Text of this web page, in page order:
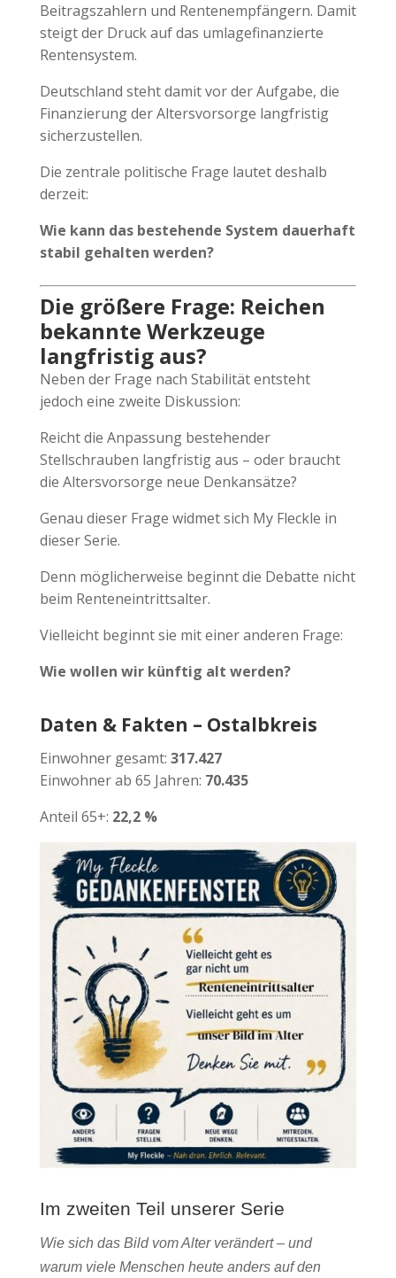
Beitragszahlern und Rentenempfängern. Damit
steigt der Druck auf das umlagefinanzierte
Rentensystem.
Deutschland steht damit vor der Aufgabe, die
Finanzierung der Altersvorsorge langfristig
sicherzustellen.
Die zentrale politische Frage lautet deshalb
derzeit:
Wie kann das bestehende System dauerhaft
stabil gehalten werden?
Die größere Frage: Reichen
bekannte Werkzeuge
langfristig aus?
Neben der Frage nach Stabilität entsteht
jedoch eine zweite Diskussion:
Reicht die Anpassung bestehender
Stellschrauben langfristig aus – oder braucht
die Altersvorsorge neue Denkansätze?
Genau dieser Frage widmet sich My Fleckle in
dieser Serie.
Denn möglicherweise beginnt die Debatte nicht
beim Renteneintrittsalter.
Vielleicht beginnt sie mit einer anderen Frage:
Wie wollen wir künftig alt werden?
Daten & Fakten – Ostalbkreis
Einwohner gesamt: 317.427
Einwohner ab 65 Jahren: 70.435
Anteil 65+: 22,2 %
Im zweiten Teil unserer Serie
Wie sich das Bild vom Alter verändert – und
warum viele Menschen heute anders auf den